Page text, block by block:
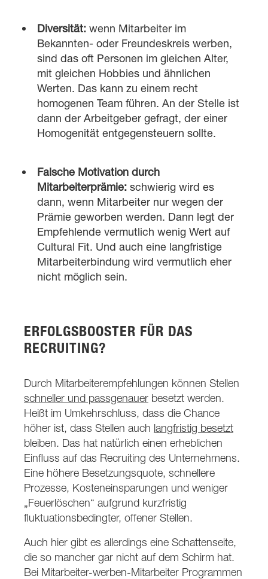
Diversität: wenn Mitarbeiter im
Bekannten- oder Freundeskreis werben,
sind das oft Personen im gleichen Alter,
mit gleichen Hobbies und ähnlichen
Werten. Das kann zu einem recht
homogenen Team führen. An der Stelle ist
dann der Arbeitgeber gefragt, der einer
Homogenität entgegensteuern sollte.
Falsche Motivation durch
Mitarbeiterprämie: schwierig wird es
dann, wenn Mitarbeiter nur wegen der
Prämie geworben werden. Dann legt der
Empfehlende vermutlich wenig Wert auf
Cultural Fit. Und auch eine langfristige
Mitarbeiterbindung wird vermutlich eher
nicht möglich sein.
ERFOLGSBOOSTER FÜR DAS
RECRUITING?
Durch Mitarbeiterempfehlungen können Stellen
schneller und passgenauer besetzt werden.
Heißt im Umkehrschluss, dass die Chance
höher ist, dass Stellen auch langfristig besetzt
bleiben. Das hat natürlich einen erheblichen
Einfluss auf das Recruiting des Unternehmens.
Eine höhere Besetzungsquote, schnellere
Prozesse, Kosteneinsparungen und weniger
„Feuerlöschen“ aufgrund kurzfristig
fluktuationsbedingter, offener Stellen.
Auch hier gibt es allerdings eine Schattenseite,
die so mancher gar nicht auf dem Schirm hat.
Bei Mitarbeiter-werben-Mitarbeiter Programmen